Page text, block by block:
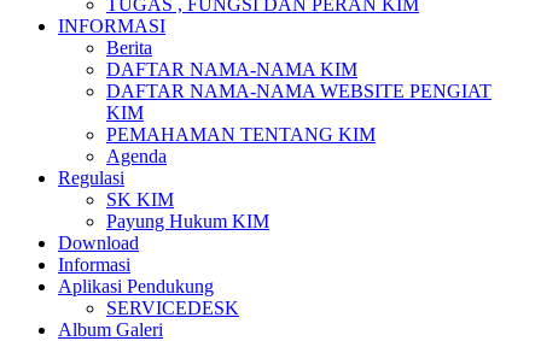
TUGAS , FUNGSI DAN PERAN KIM
INFORMASI
Berita
DAFTAR NAMA-NAMA KIM
DAFTAR NAMA-NAMA WEBSITE PENGIAT
KIM
PEMAHAMAN TENTANG KIM
Agenda
Regulasi
SK KIM
Payung Hukum KIM
Download
Informasi
Aplikasi Pendukung
SERVICEDESK
Album Galeri